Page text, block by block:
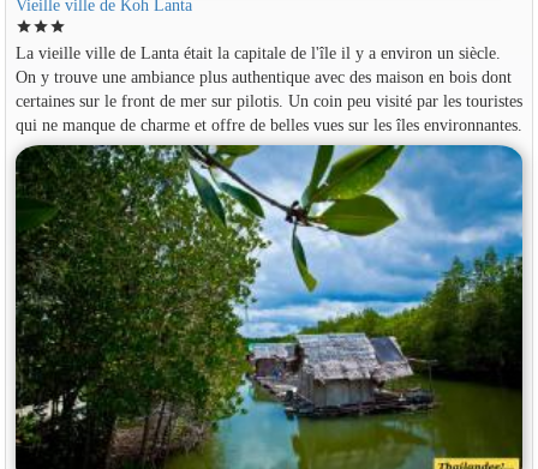
Vieille ville de Koh Lanta
starstarstar
La vieille ville de Lanta était la capitale de l'île il y a environ un siècle.
On y trouve une ambiance plus authentique avec des maison en bois dont
certaines sur le front de mer sur pilotis. Un coin peu visité par les touristes
qui ne manque de charme et offre de belles vues sur les îles environnantes.